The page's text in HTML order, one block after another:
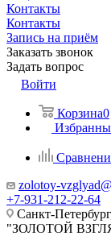
Контакты
Контакты
Запись на приём
Заказать звонок
Задать вопрос
Войти
Корзина0
zolotoy-
+7-931-212-22-64
Санкт-
"ЗОЛОТОЙ